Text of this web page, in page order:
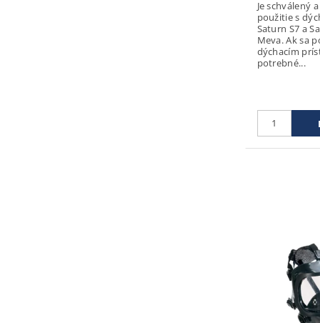
Je schválený
použitie s
Saturn S7 a
Meva. Ak sa
dýchacím
potrebné...